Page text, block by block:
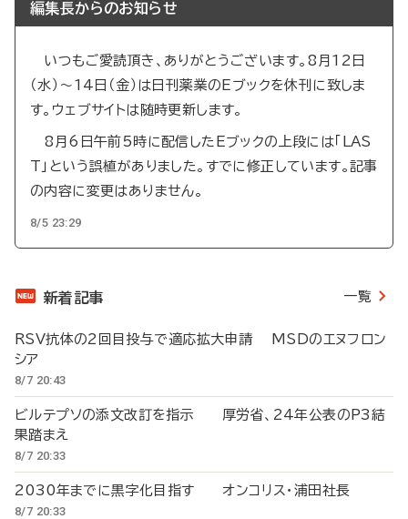
編集長からのお知らせ
いつもご愛読頂き、ありがとうございます。8月12日
（水）～14日（金）は日刊薬業のEブックを休刊に致しま
す。ウェブサイトは随時更新します。
8月6日午前5時に配信したEブックの上段には「LAS
T」という誤植がありました。すでに修正しています。記事
の内容に変更はありません。
8/5 23:29
新着記事 一覧
RSV抗体の2回目投与で適応拡大申請 MSDのエヌフロン
シア
8/7 20:43
ビルテプソの添文改訂を指示 厚労省、24年公表のP3結
果踏まえ
8/7 20:33
2030年までに黒字化目指す オンコリス・浦田社長
8/7 20:33